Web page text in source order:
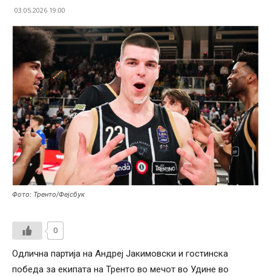
03.05.2026 19:00
Фото: Тренто/Фејсбук
0
Одлична партија на Андреј Јакимовски и гостинска
победа за екипата на Тренто во мечот во Удине во